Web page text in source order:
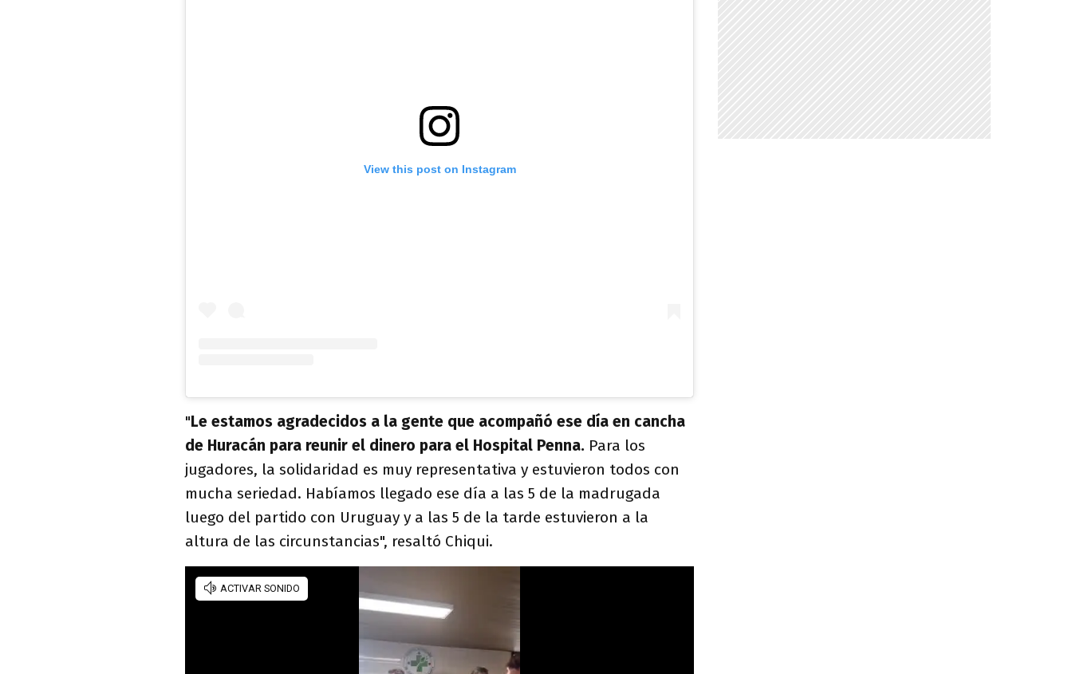
View this post on Instagram
"Le estamos agradecidos a la gente que acompañó ese día en cancha
de Huracán para reunir el dinero para el Hospital Penna. Para los
jugadores, la solidaridad es muy representativa y estuvieron todos con
mucha seriedad. Habíamos llegado ese día a las 5 de la madrugada
luego del partido con Uruguay y a las 5 de la tarde estuvieron a la
altura de las circunstancias", resaltó Chiqui.